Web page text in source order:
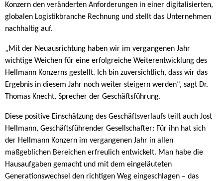
Konzern den veränderten Anforderungen in einer digitalisierten,
globalen Logistikbranche Rechnung und stellt das Unternehmen
nachhaltig auf.
„Mit der Neuausrichtung haben wir im vergangenen Jahr
wichtige Weichen für eine erfolgreiche Weiterentwicklung des
Hellmann Konzerns gestellt. Ich bin zuversichtlich, dass wir das
Ergebnis in diesem Jahr noch weiter steigern werden“, sagt Dr.
Thomas Knecht, Sprecher der Geschäftsführung.
Diese positive Einschätzung des Geschäftsverlaufs teilt auch Jost
Hellmann, Geschäftsführender Gesellschafter: Für ihn hat sich
der Hellmann Konzern im vergangenen Jahr in allen
maßgeblichen Bereichen erfreulich entwickelt. Man habe die
Hausaufgaben gemacht und mit dem eingeläuteten
Generationswechsel den richtigen Weg eingeschlagen – das